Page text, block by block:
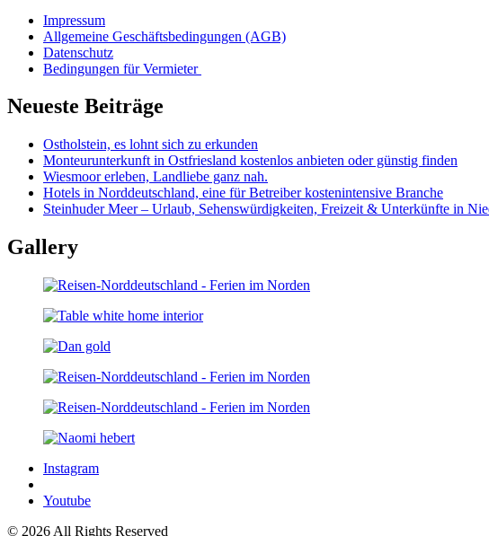
Impressum
Allgemeine Geschäftsbedingungen (AGB)
Datenschutz
Bedingungen für Vermieter
Neueste Beiträge
Ostholstein, es lohnt sich zu erkunden
Monteurunterkunft in Ostfriesland kostenlos anbieten oder günstig finden
Wiesmoor erleben, Landliebe ganz nah.
Hotels in Norddeutschland, eine für Betreiber kostenintensive Branche
Steinhuder Meer – Urlaub, Sehenswürdigkeiten, Freizeit & Unterkünfte in
Gallery
Instagram
Youtube
© 2026 All Rights Reserved